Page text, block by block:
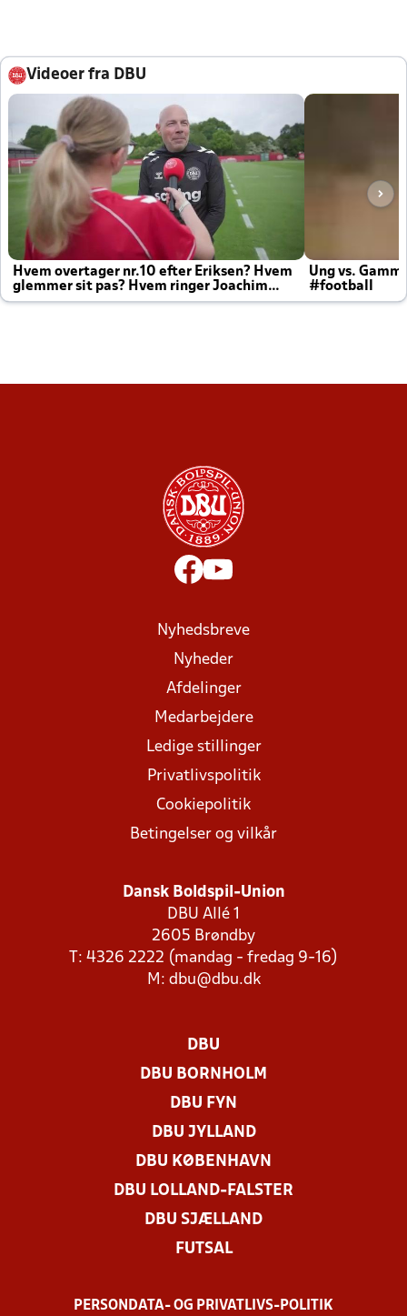
Videoer fra DBU
Hvem overtager nr.10 efter Eriksen? Hvem
glemmer sit pas? Hvem ringer Joachim
altid til efter kampe?
Ung vs.
#football
Nyhedsbreve
Nyheder
Afdelinger
Medarbejdere
Ledige stillinger
Privatlivspolitik
Cookiepolitik
Betingelser og vilkår
Dansk Boldspil-Union
DBU Allé 1
2605 Brøndby
T: 4326 2222 (mandag - fredag 9-16)
M: dbu@dbu.dk
DBU
DBU BORNHOLM
DBU FYN
DBU JYLLAND
DBU KØBENHAVN
DBU LOLLAND-FALSTER
DBU SJÆLLAND
FUTSAL
PERSONDATA- OG PRIVATLIVS-POLITIK